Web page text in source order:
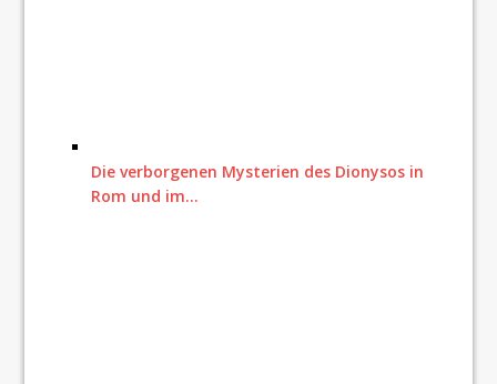
Die verborgenen Mysterien des Dionysos in
Rom und im…